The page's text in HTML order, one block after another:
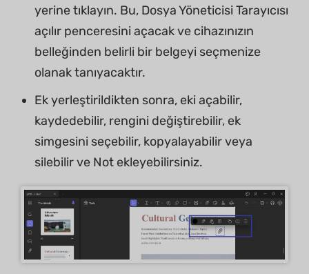
yerine tıklayın. Bu, Dosya Yöneticisi Tarayıcısı
açılır penceresini açacak ve cihazınızın
belleğinden belirli bir belgeyi seçmenize
olanak tanıyacaktır.
Ek yerleştirildikten sonra, eki açabilir,
kaydedebilir, rengini değiştirebilir, ek
simgesini seçebilir, kopyalayabilir veya
silebilir ve Not ekleyebilirsiniz.